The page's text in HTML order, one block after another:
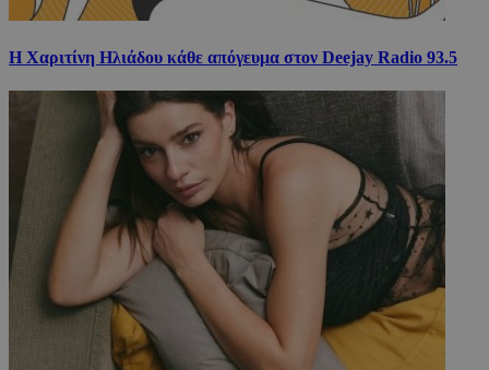
Η Χαριτίνη Ηλιάδου κάθε απόγευμα στον Deejay Radio 93.5